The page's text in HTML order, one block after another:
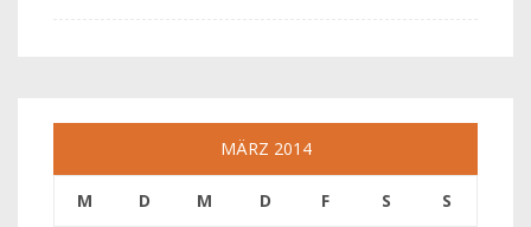
MÄRZ 2014
M D M D F S S